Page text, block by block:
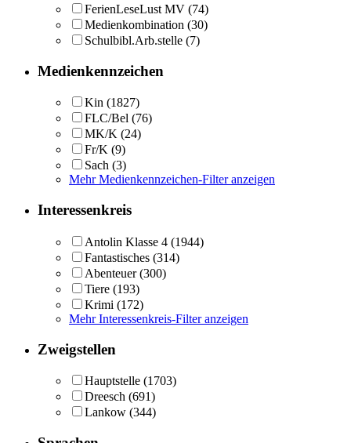
FerienLeseLust MV (74)
Medienkombination (30)
Schulbibl.Arb.stelle (7)
Medienkennzeichen
Kin (1827)
FLC/Bel (76)
MK/K (24)
Fr/K (9)
Sach (3)
Mehr Medienkennzeichen-Filter anzeigen
Interessenkreis
Antolin Klasse 4 (1944)
Fantastisches (314)
Abenteuer (300)
Tiere (193)
Krimi (172)
Mehr Interessenkreis-Filter anzeigen
Zweigstellen
Hauptstelle (1703)
Dreesch (691)
Lankow (344)